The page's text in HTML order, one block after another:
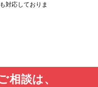
対応しておりま
さい。
相談は、